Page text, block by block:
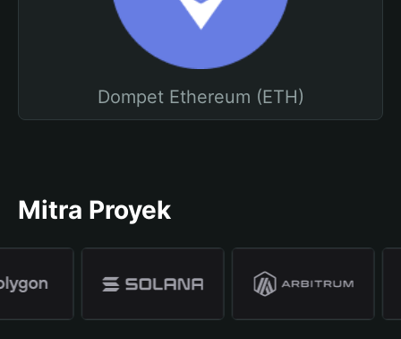
Dompet Ethereum (ETH)
Mitra Proyek